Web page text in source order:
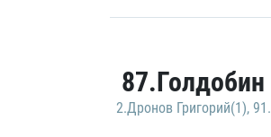
2.Дронов Григорий(1),